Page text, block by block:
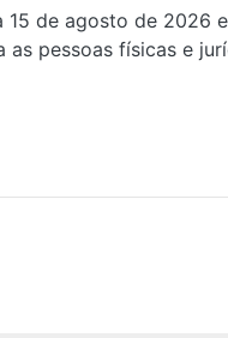
de agosto de 2026
pessoas físicas e